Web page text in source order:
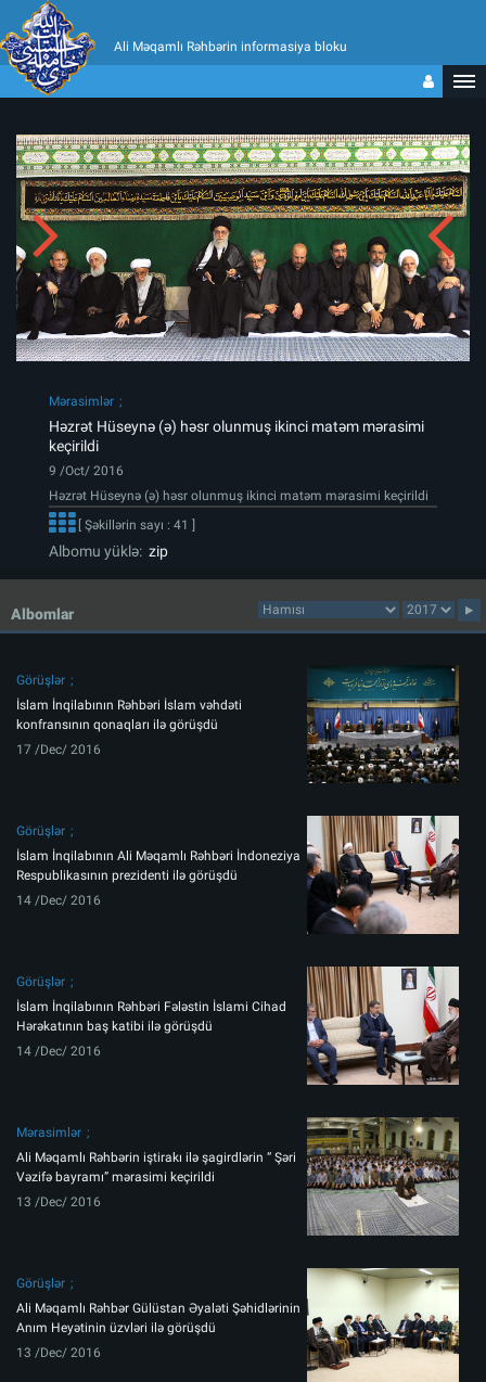
Ali Məqamlı Rəhbərin informasiya bloku
Mərasimlər
Həzrət Hüseynə (ə) həsr olunmuş ikinci matəm mərasimi
keçirildi
9 /Oct/ 2016
Həzrət Hüseynə (ə) həsr olunmuş ikinci matəm mərasimi keçirildi
[ Şəkillərin sayı : 41 ]
Albomu yüklə: zip
Albomlar
Görüşlər
İslam İnqilabının Rəhbəri İslam vəhdəti
konfransının qonaqları ilə görüşdü
17 /Dec/ 2016
Görüşlər
İslam İnqilabının Ali Məqamlı Rəhbəri İndoneziya
Respublikasının prezidenti ilə görüşdü
14 /Dec/ 2016
Görüşlər
İslam İnqilabının Rəhbəri Fələstin İslami Cihad
Hərəkatının baş katibi ilə görüşdü
14 /Dec/ 2016
Mərasimlər
Ali Məqamlı Rəhbərin iştirakı ilə şagirdlərin “ Şəri
Vəzifə bayramı” mərasimi keçirildi
13 /Dec/ 2016
Görüşlər
Ali Məqamlı Rəhbər Gülüstan Əyaləti Şəhidlərinin
Anım Heyətinin üzvləri ilə görüşdü
13 /Dec/ 2016